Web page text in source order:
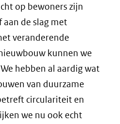
op bewoners zijn
aan de slag met
veranderende
kunnen we
hebben al aardig wat
van duurzame
circulariteit en
we nu ook echt